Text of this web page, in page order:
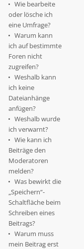
Wie bearbeite
oder lösche ich
eine Umfrage?
Warum kann
ich auf bestimmte
Foren nicht
zugreifen?
Weshalb kann
ich keine
Dateianhänge
anfügen?
Weshalb wurde
ich verwarnt?
Wie kann ich
Beiträge den
Moderatoren
melden?
Was bewirkt die
„Speichern“-
Schaltfläche beim
Schreiben eines
Beitrags?
Warum muss
mein Beitrag erst